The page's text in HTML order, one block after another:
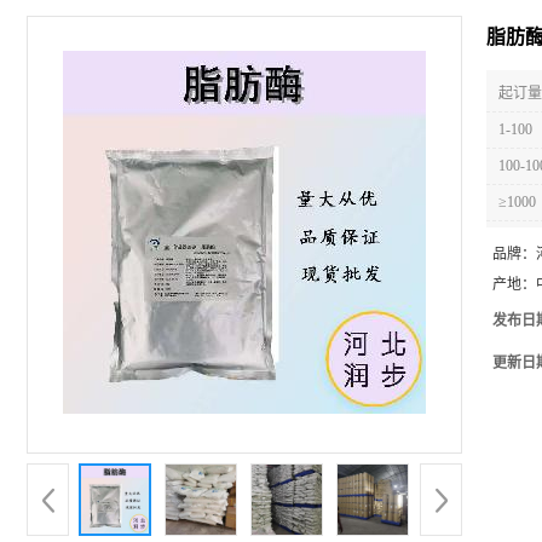
脂肪
起订
1-100
100-
≥1000
品牌：
产地：
发布日
更新日